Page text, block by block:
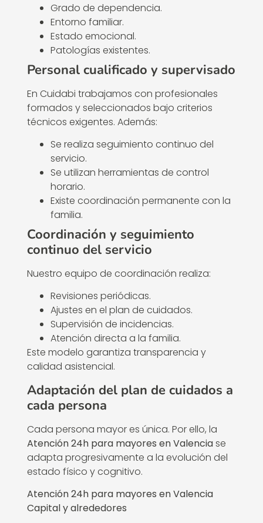
Grado de dependencia.
Entorno familiar.
Estado emocional.
Patologías existentes.
Personal cualificado y supervisado
En Cuidabi trabajamos con profesionales
formados y seleccionados bajo criterios
técnicos exigentes. Además:
Se realiza seguimiento continuo del
servicio.
Se utilizan herramientas de control
horario.
Existe coordinación permanente con la
familia.
Coordinación y seguimiento
continuo del servicio
Nuestro equipo de coordinación realiza:
Revisiones periódicas.
Ajustes en el plan de cuidados.
Supervisión de incidencias.
Atención directa a la familia.
Este modelo garantiza transparencia y
calidad asistencial.
Adaptación del plan de cuidados a
cada persona
Cada persona mayor es única. Por ello, la
Atención 24h para mayores en Valenciase
adapta progresivamente a la evolución del
estado físico y cognitivo.
Atención 24h para mayores en Valencia
Capital y alrededores